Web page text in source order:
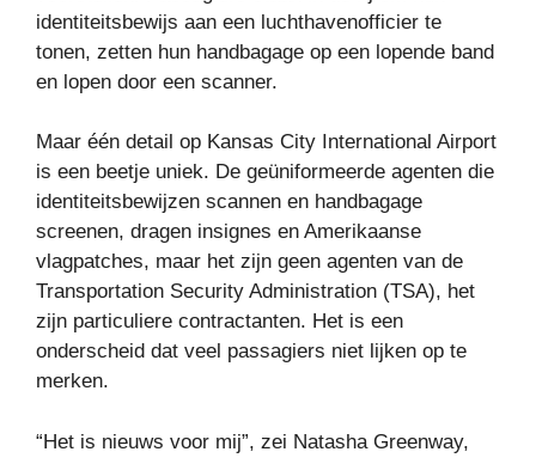
identiteitsbewijs aan een luchthavenofficier te
tonen, zetten hun handbagage op een lopende band
en lopen door een scanner.
Maar één detail op Kansas City International Airport
is een beetje uniek. De geüniformeerde agenten die
identiteitsbewijzen scannen en handbagage
screenen, dragen insignes en Amerikaanse
vlagpatches, maar het zijn geen agenten van de
Transportation Security Administration (TSA), het
zijn particuliere contractanten. Het is een
onderscheid dat veel passagiers niet lijken op te
merken.
“Het is nieuws voor mij”, zei Natasha Greenway,